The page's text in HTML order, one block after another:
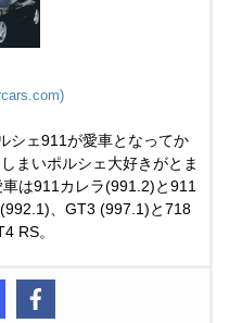
シェ911が愛車となってか
まいポルシェ大好きがとま
は911カレラ(991.2)と911
、GT3 (997.1)と718
RS。